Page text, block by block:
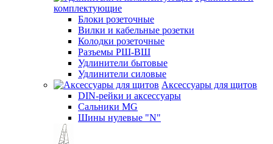
комплектующие
Блоки розеточные
Вилки и кабельные розетки
Колодки розеточные
Разъемы РШ-ВШ
Удлинители бытовые
Удлинители силовые
Аксессуары для щитов
DIN-рейки и аксессуары
Сальники MG
Шины нулевые "N"